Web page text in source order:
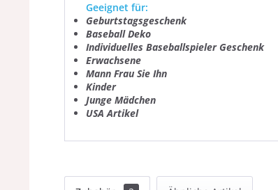
Geeignet für:
Geburtstagsgeschenk
Baseball Deko
Individuelles Baseballspieler Geschenk
Erwachsene
Mann Frau Sie Ihn
Kinder
Junge Mädchen
USA Artikel